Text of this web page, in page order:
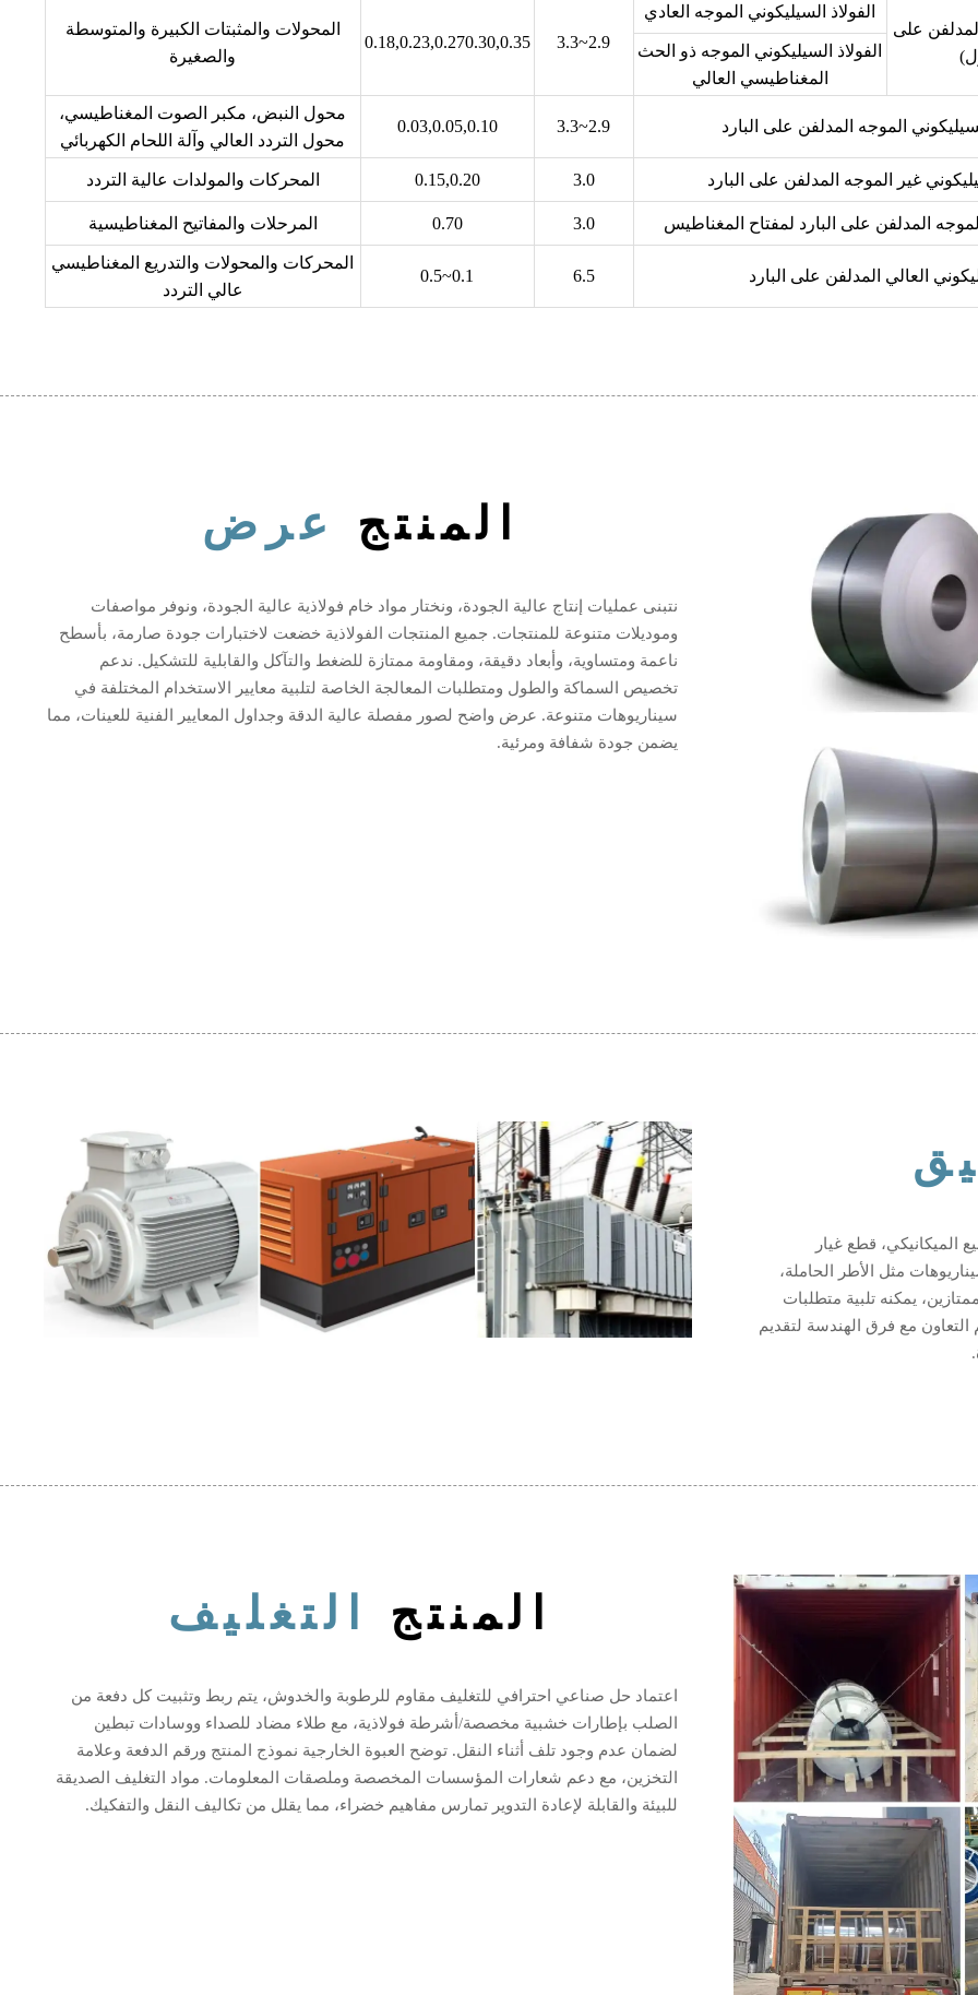
على
الفولاذ السيليكوني الموجه العادي
2.9~3.3
0.18,0.23,0.270.30,0.35
المحولات والمثبتات الكبيرة والمتوسطة
والصغيرة
الفولاذ السيليكوني الموجه ذو الحث
المغناطيسي العالي
الموجه المدلفن على البارد 2.9~3.3
0.03,0.05,0.10
محول النبض، مكبر الصوت المغناطيسي،
محول التردد العالي وآلة اللحام الكهربائي
غير الموجه المدلفن على البارد 3.0
0.15,0.20 المحركات والمولدات عالية التردد
المدلفن على البارد لمفتاح المغناطيس 3.0
0.70 المرحلات والمفاتيح المغناطيسية
العالي المدلفن على البارد 6.5
0.1~0.5
المحركات والمحولات والتدريع المغناطيسي
عالي التردد
المنتج عرض
نتبنى عمليات إنتاج عالية الجودة، ونختار مواد خام فولاذية عالية الجودة، ونوفر مواصفات
وموديلات متنوعة للمنتجات. جميع المنتجات الفولاذية خضعت لاختبارات جودة صارمة، بأسطح
ناعمة ومتساوية، وأبعاد دقيقة، ومقاومة ممتازة للضغط والتآكل والقابلية للتشكيل. ندعم
تخصيص السماكة والطول ومتطلبات المعالجة الخاصة لتلبية معايير الاستخدام المختلفة في
سيناريوهات متنوعة. عرض واضح لصور مفصلة عالية الدقة وجداول المعايير الفنية للعينات، مما
يضمن جودة شفافة ومرئية.
الميكانيكي، قطع غيار
مثل الأطر الحاملة،
يمكنه تلبية متطلبات
التعاون مع فرق الهندسة لتقديم
المنتج التغليف
اعتماد حل صناعي احترافي للتغليف مقاوم للرطوبة والخدوش، يتم ربط وتثبيت كل دفعة من
الصلب بإطارات خشبية مخصصة/أشرطة فولاذية، مع طلاء مضاد للصداء ووسادات تبطين
لضمان عدم وجود تلف أثناء النقل. توضح العبوة الخارجية نموذج المنتج ورقم الدفعة وعلامة
التخزين، مع دعم شعارات المؤسسات المخصصة وملصقات المعلومات. مواد التغليف الصديقة
للبيئة والقابلة لإعادة التدوير تمارس مفاهيم خضراء، مما يقلل من تكاليف النقل والتفكيك.